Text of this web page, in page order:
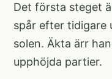
Det första steget
spår efter tidigare
solen. Äkta ärr
upphöjda partier.